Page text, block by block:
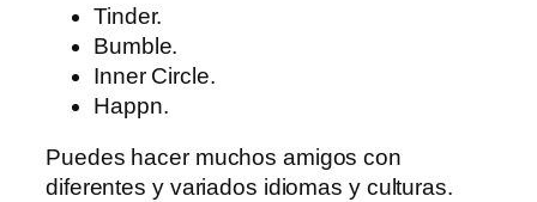
Tinder.
Bumble.
Inner Circle.
Happn.
Puedes hacer muchos amigos con
diferentes y variados idiomas y culturas.